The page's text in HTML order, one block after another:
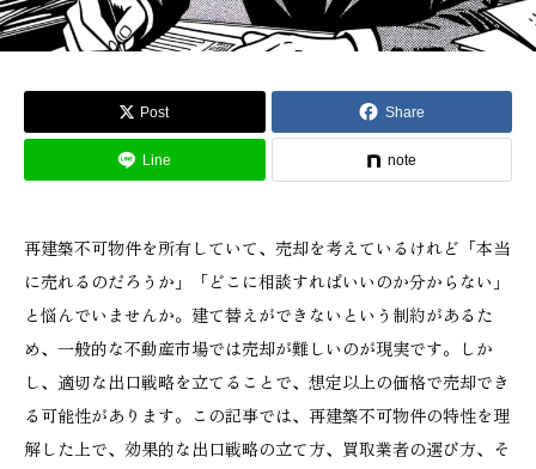
Post Share
Line note
再建築不可物件を所有していて、売却を考えているけれど「本当
に売れるのだろうか」「どこに相談すればいいのか分からない」
と悩んでいませんか。建て替えができないという制約があるた
め、一般的な不動産市場では売却が難しいのが現実です。しか
し、適切な出口戦略を立てることで、想定以上の価格で売却でき
る可能性があります。この記事では、再建築不可物件の特性を理
解した上で、効果的な出口戦略の立て方、買取業者の選び方、そ